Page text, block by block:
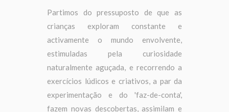
Partimos do pressuposto de que as
crianças exploram constante e
activamente o mundo envolvente,
estimuladas pela curiosidade
naturalmente aguçada, e recorrendo a
exercícios lúdicos e criativos, a par da
experimentação e do 'faz-de-conta',
fazem novas descobertas, assimilam e